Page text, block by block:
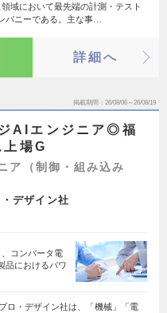
域において最先端の計測・テスト
パニーである。主な事…
詳細へ
掲載期間 26/08/06～26/08/19
AIエンジニア◎福
場G
ア（制御・組み込み
デザイン社
、コンバータ電
品におけるパワ
・デザイン社は、「機械」「電